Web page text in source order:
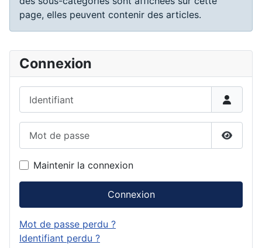
page, elles peuvent contenir des articles.
Connexion
Maintenir la connexion
Connexion
Mot de passe perdu ?
Identifiant perdu ?